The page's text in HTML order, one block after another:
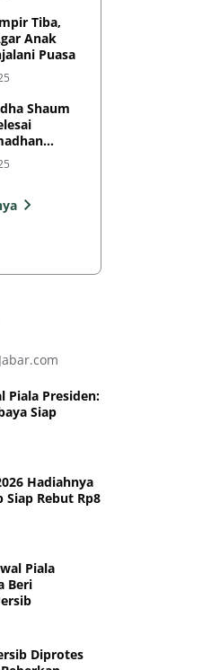
Tiba,
Anak
Puasa
Shaum
Piala Presiden:
Siap
Hadiahnya
Siap Rebut Rp8
Piala
Beri
Diprotes